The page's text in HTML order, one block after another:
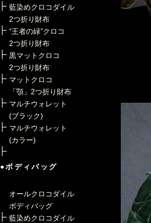
藍染めクロコダイル
2つ折り財布
“王者の緑”クロコ
2つ折り財布
黒マットクロコ
2つ折り財布
マットクロコ
「顎」2つ折り財布
マルチウォレット
(ブラック)
マルチウォレット
(カラー)
●ボディバッグ
オールクロコダイル
ボディバッグ
藍染めクロコダイル